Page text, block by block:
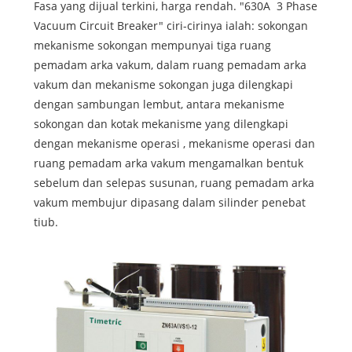
Fasa yang dijual terkini, harga rendah. "630A 3 Phase
Vacuum Circuit Breaker" ciri-cirinya ialah: sokongan
mekanisme sokongan mempunyai tiga ruang
pemadam arka vakum, dalam ruang pemadam arka
vakum dan mekanisme sokongan juga dilengkapi
dengan sambungan lembut, antara mekanisme
sokongan dan kotak mekanisme yang dilengkapi
dengan mekanisme operasi , mekanisme operasi dan
ruang pemadam arka vakum mengamalkan bentuk
sebelum dan selepas susunan, ruang pemadam arka
vakum membujur dipasang dalam silinder penebat
tiub.